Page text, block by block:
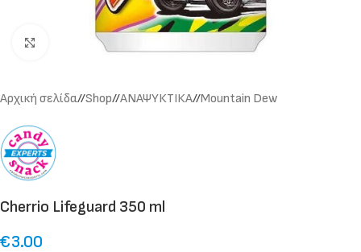
Click to enlarge
Αρχική σελίδα/ Shop/ ΑΝΑΨΥΚΤΙΚΑ/ Mountain Dew
Cherrio Lifeguard 350 ml
€3.00